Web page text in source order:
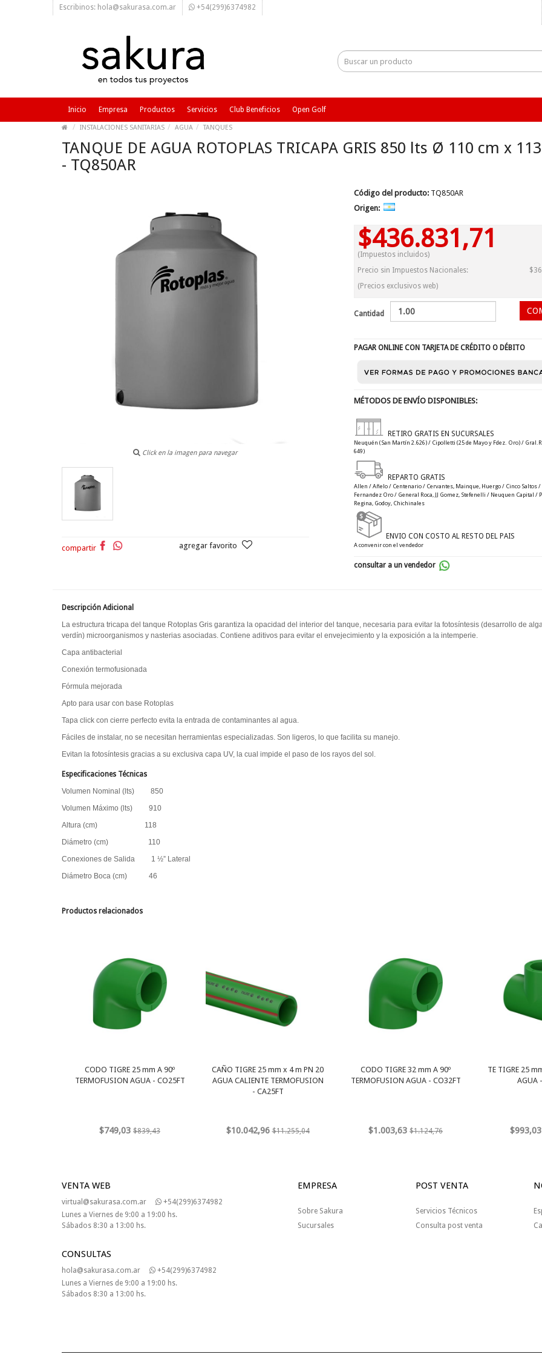
Escribinos: hola@sakurasa.com.ar +54(299)6374982
Inicio Empresa Productos Servicios Club Beneficios Open Golf
INSTALACIONES SANITARIAS AGUA TANQUES
TANQUE DE AGUA ROTOPLAS TRICAPA GRIS 850 lts Ø 110 cm x
- TQ850AR
Click en la imagen para navegar
compartir agregar favorito
Código del producto: TQ850AR
Origen:
$436.831,71
(Impuestos incluidos)
Precio sin Impuestos Nacionales:
(Precios exclusivos web)
Cantidad
PAGAR ONLINE CON TARJETA DE CRÉDITO O DÉBITO
MÉTODOS DE ENVÍO DISPONIBLES:
RETIRO GRATIS EN SUCURSALES
Neuquén (San Martín 2.626) / Cipolletti (25 de Mayo y Fdez. Oro) /
649)
REPARTO GRATIS
Allen / Añelo / Centenario / Cervantes, Mainque, Huergo / Cinco Saltos
Fernandez Oro / General Roca, JJ Gomez, Stefenelli / Neuquen Capital /
Regina, Godoy, Chichinales
ENVIO CON COSTO AL RESTO DEL PAIS
A convenir con el vendedor
consultar a un vendedor
Descripción Adicional
La estructura tricapa del tanque Rotoplas Gris garantiza la opacidad del interior del tanque, necesaria para evitar la fotosíntesis (desarrollo de
verdín) microorganismos y nasterias asociadas. Contiene aditivos para evitar el envejecimiento y la exposición a la intemperie.
Capa antibacterial
Conexión termofusionada
Fórmula mejorada
Apto para usar con base Rotoplas
Tapa click con cierre perfecto evita la entrada de contaminantes al agua.
Fáciles de instalar, no se necesitan herramientas especializadas. Son ligeros, lo que facilita su manejo.
Evitan la fotosíntesis gracias a su exclusiva capa UV, la cual impide el paso de los rayos del sol.
Especificaciones Técnicas
Volumen Nominal (lts) 850
Volumen Máximo (lts) 910
Altura (cm) 118
Diámetro (cm) 110
Conexiones de Salida 1 ½” Lateral
Diámetro Boca (cm) 46
Productos relacionados
CODO TIGRE 25 mm A 90º
TERMOFUSION AGUA - CO25FT
$749,03 $839,43
CAÑO TIGRE 25 mm x 4 m PN 20
AGUA CALIENTE TERMOFUSION
- CA25FT
$10.042,96 $11.255,04
CODO TIGRE 32 mm A 90º
TERMOFUSION AGUA - CO32FT
$1.003,63 $1.124,76
TE TIGRE 25
AGUA
$993,03
VENTA WEB
virtual@sakurasa.com.ar
+54(299)6374982
Lunes a Viernes de 9:00 a 19:00 hs.
Sábados 8:30 a 13:00 hs.
CONSULTAS
hola@sakurasa.com.ar
+54(299)6374982
Lunes a Viernes de 9:00 a 19:00 hs.
Sábados 8:30 a 13:00 hs.
EMPRESA
Sobre Sakura
Sucursales
POST VENTA
Servicios Técnicos
Consulta post venta